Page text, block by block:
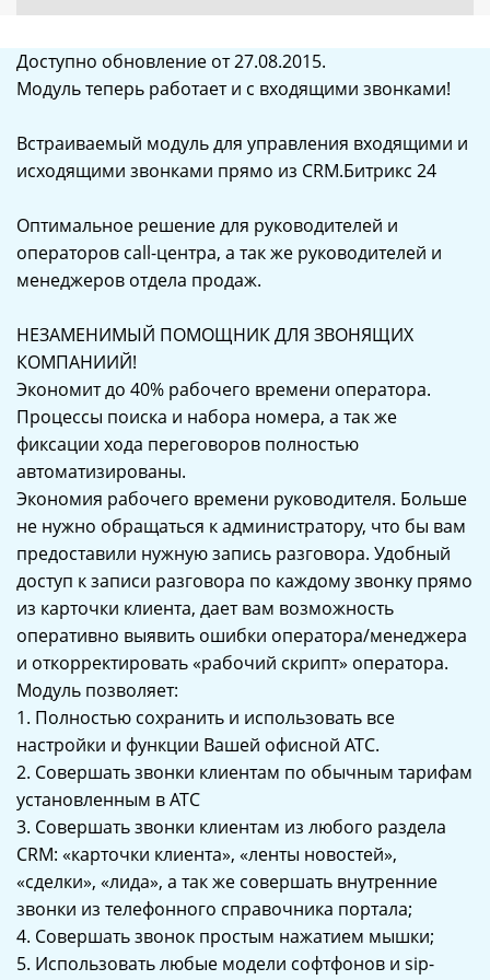
Доступно обновление от 27.08.2015.
Модуль теперь работает и с входящими звонками!
Встраиваемый модуль для управления входящими и
исходящими звонками прямо из CRM.Битрикс 24
Оптимальное решение для руководителей и
операторов call-центра, а так же руководителей и
менеджеров отдела продаж.
НЕЗАМЕНИМЫЙ ПОМОЩНИК ДЛЯ ЗВОНЯЩИХ
КОМПАНИИЙ!
Экономит до 40% рабочего времени оператора.
Процессы поиска и набора номера, а так же
фиксации хода переговоров полностью
автоматизированы.
Экономия рабочего времени руководителя. Больше
не нужно обращаться к администратору, что бы вам
предоставили нужную запись разговора. Удобный
доступ к записи разговора по каждому звонку прямо
из карточки клиента, дает вам возможность
оперативно выявить ошибки оператора/менеджера
и откорректировать «рабочий скрипт» оператора.
Модуль позволяет:
1. Полностью сохранить и использовать все
настройки и функции Вашей офисной АТС.
2. Совершать звонки клиентам по обычным тарифам
установленным в АТС
3. Совершать звонки клиентам из любого раздела
CRM: «карточки клиента», «ленты новостей»,
«сделки», «лида», а так же совершать внутренние
звонки из телефонного справочника портала;
4. Совершать звонок простым нажатием мышки;
5. Использовать любые модели софтфонов и sip-